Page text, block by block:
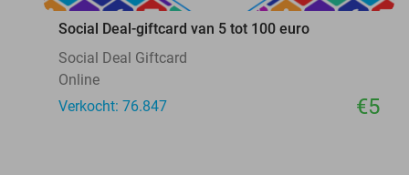
Social Deal-giftcard van 5 tot 100 euro
Social Deal Giftcard
Online
Verkocht: 76.847
€5